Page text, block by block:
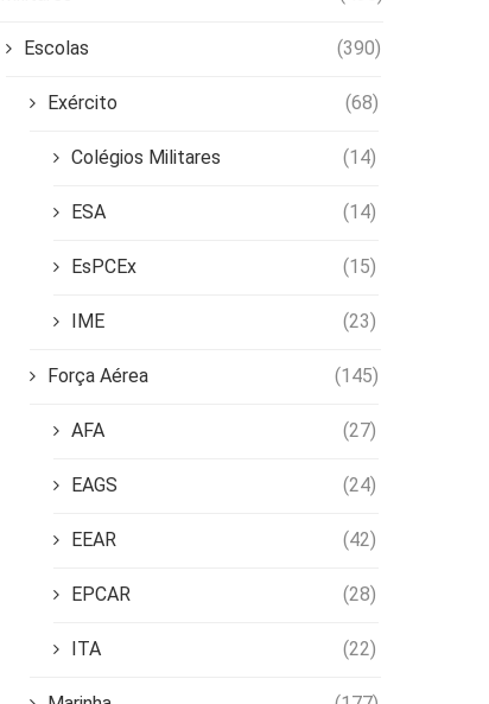
Escolas (390)
Exército (68)
Colégios Militares (14)
ESA (14)
EsPCEx (15)
IME (23)
Força Aérea (145)
AFA (27)
EAGS (24)
EEAR (42)
EPCAR (28)
ITA (22)